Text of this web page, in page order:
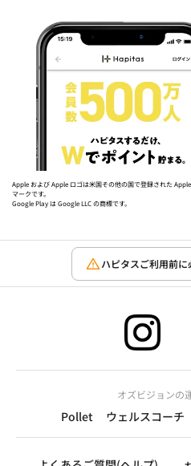
Apple および Apple ロゴは米国その他の国で登録された
マークです。
Google Play は Google LLC の商標です。
ハピタスご利用前
オズビジョンの
Pollet ウェルスコーチ